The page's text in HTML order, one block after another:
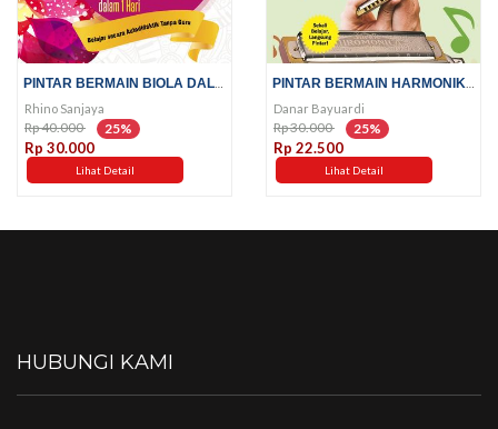
Rhino Sanjaya
Rp 40.000 25%
Rp 30.000
Lihat Detail
Danar Bayuardi
Rp 30.000 25%
Rp 22.500
Lihat Detail
HUBUNGI KAMI